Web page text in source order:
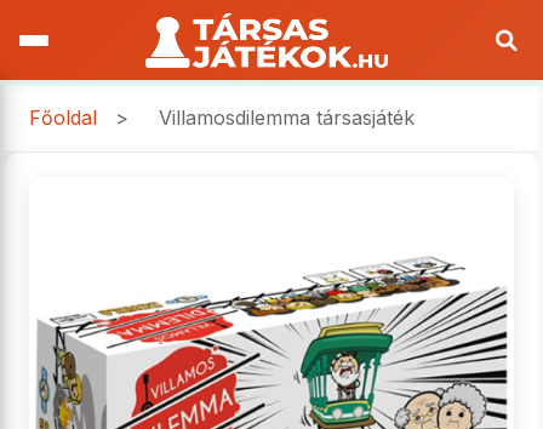
Főoldal > Villamosdilemma társasjáték